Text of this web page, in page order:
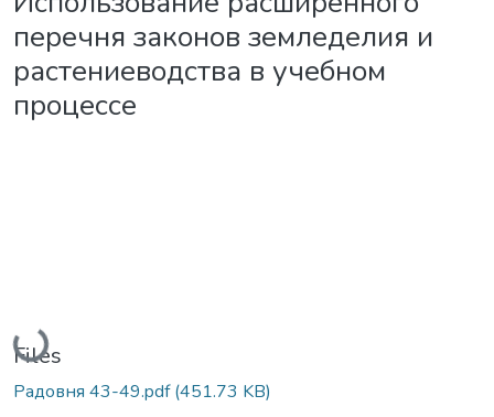
перечня законов земледелия и
растениеводства в учебном
процессе
Loading...
Files
Радовня 43-49.pdf(451.73 KB)